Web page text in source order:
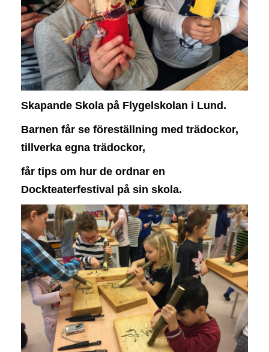
a
v
i
g
a
t
i
o
n
Skapande Skola på Flygelskolan i Lund.
Barnen får se föreställning med trädockor,
tillverka egna trädockor,
får tips om hur de ordnar en
Dockteaterfestival på sin skola.